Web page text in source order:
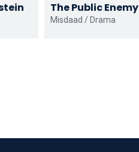
The Public Enemy
Misdaad / Drama